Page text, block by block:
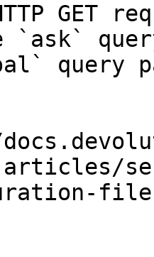
GET
`ask`
query
articles/